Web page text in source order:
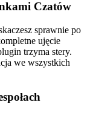
Czatów
sprawnie po
ujęcie
trzyma stery.
we wszystkich